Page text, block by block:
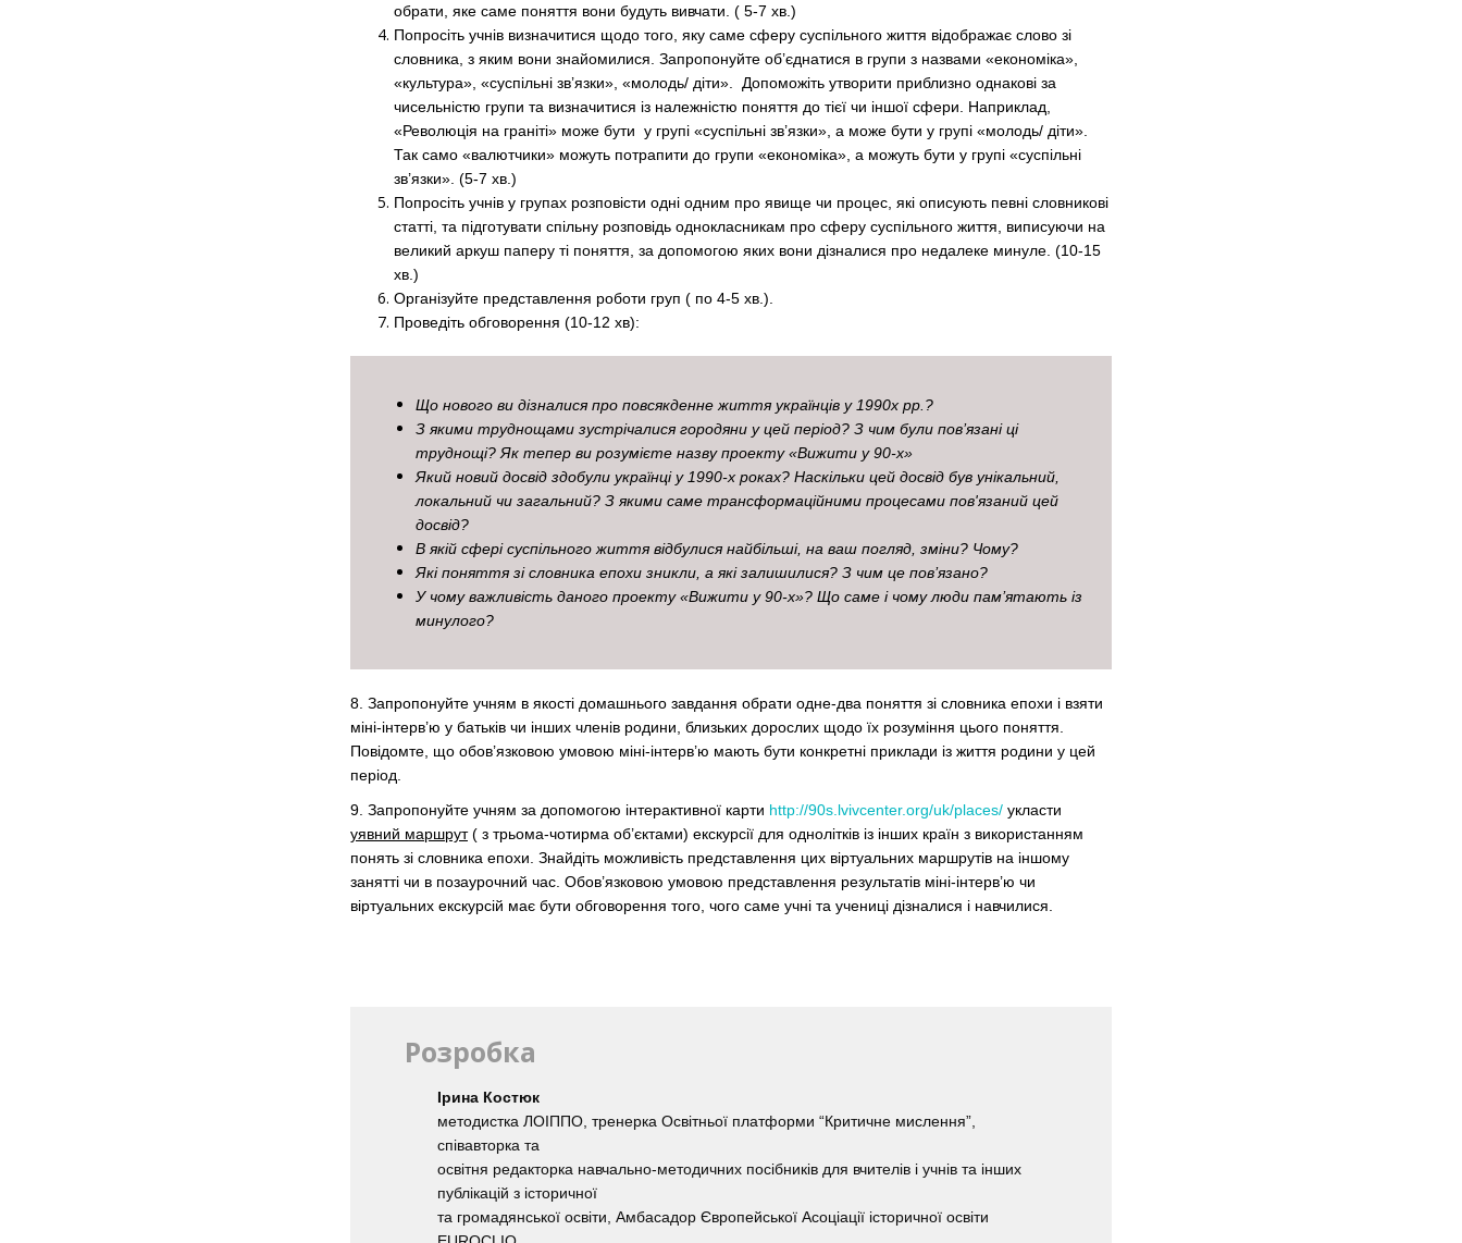
обрати, яке саме поняття вони будуть вивчати. ( 5-7 хв.)
Попросіть учнів визначитися щодо того, яку саме сферу суспільного життя відображає слово зі
словника, з яким вони знайомилися. Запропонуйте об’єднатися в групи з назвами «економіка»,
«культура», «суспільні зв’язки», «молодь/ діти». Допоможіть утворити приблизно однакові за
чисельністю групи та визначитися із належністю поняття до тієї чи іншої сфери. Наприклад,
«Революція на граніті» може бути у групі «суспільні зв’язки», а може бути у групі «молодь/ діти».
Так само «валютчики» можуть потрапити до групи «економіка», а можуть бути у групі «суспільні
зв’язки». (5-7 хв.)
Попросіть учнів у групах розповісти одні одним про явище чи процес, які описують певні словникові
статті, та підготувати спільну розповідь однокласникам про сферу суспільного життя, виписуючи на
великий аркуш паперу ті поняття, за допомогою яких вони дізналися про недалеке минуле. (10-15
хв.)
Організуйте представлення роботи груп ( по 4-5 хв.).
Проведіть обговорення (10-12 хв):
Що нового ви дізналися про повсякденне життя українців у 1990х рр.?
З якими труднощами зустрічалися городяни у цей період? З чим були пов’язані ці
труднощі? Як тепер ви розумієте назву проекту «Вижити у 90-х»
Який новий досвід здобули українці у 1990-х роках? Наскільки цей досвід був унікальний,
локальний чи загальний? З якими саме трансформаційними процесами пов'язаний цей
досвід?
В якій сфері суспільного життя відбулися найбільші, на ваш погляд, зміни? Чому?
Які поняття зі словника епохи зникли, а які залишилися? З чим це пов’язано?
У чому важливість даного проекту «Вижити у 90-х»? Що саме і чому люди пам’ятають із
минулого?
8. Запропонуйте учням в якості домашнього завдання обрати одне-два поняття зі словника епохи і взяти
міні-інтерв’ю у батьків чи інших членів родини, близьких дорослих щодо їх розуміння цього поняття.
Повідомте, що обов’язковою умовою міні-інтерв’ю мають бути конкретні приклади із життя родини у цей
період.
9. Запропонуйте учням за допомогою інтерактивної карти http://90s.lvivcenter.org/uk/places/ укласти
уявний маршрут( з трьома-чотирма об’єктами) екскурсії для однолітків із інших країн з використанням
понять зі словника епохи. Знайдіть можливість представлення цих віртуальних маршрутів на іншому
занятті чи в позаурочний час. Обов’язковою умовою представлення результатів міні-інтерв’ю чи
віртуальних екскурсій має бути обговорення того, чого саме учні та учениці дізналися і навчилися.
Розробка
Ірина Костюк
методистка ЛОІППО, тренерка Освітньої платформи “Критичне мислення”,
співавторка та
освітня редакторка навчально-методичних посібників для вчителів і учнів та інших
публікацій з історичної
та громадянської освіти, Амбасадор Європейської Асоціації історичної освіти